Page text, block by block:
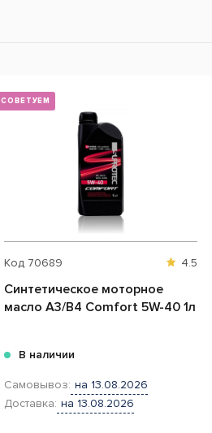
СОВЕТУЕМ
Код 70689 4.5
Синтетическое моторное
масло A3/B4 Comfort 5W-40 1л
В наличии
Самовывоз: на 13.08.2026
Доставка: на 13.08.2026